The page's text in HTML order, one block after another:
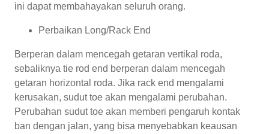
ini dapat membahayakan seluruh orang.
Perbaikan Long/Rack End
Berperan dalam mencegah getaran vertikal roda,
sebaliknya tie rod end berperan dalam mencegah
getaran horizontal roda. Jika rack end mengalami
kerusakan, sudut toe akan mengalami perubahan.
Perubahan sudut toe akan memberi pengaruh kontak
ban dengan jalan, yang bisa menyebabkan keausan